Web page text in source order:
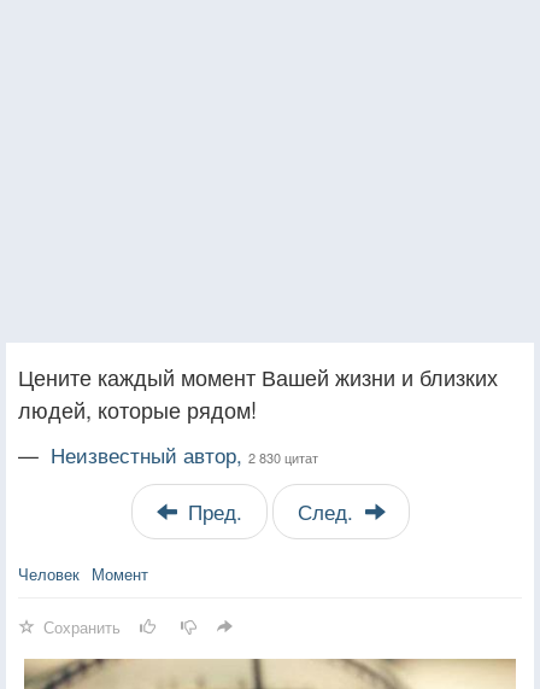
Цените каждый момент Вашей жизни и близких
людей, которые рядом!
— Неизвестный автор, 2 830 цитат
Пред. След.
Человек Момент
Сохранить